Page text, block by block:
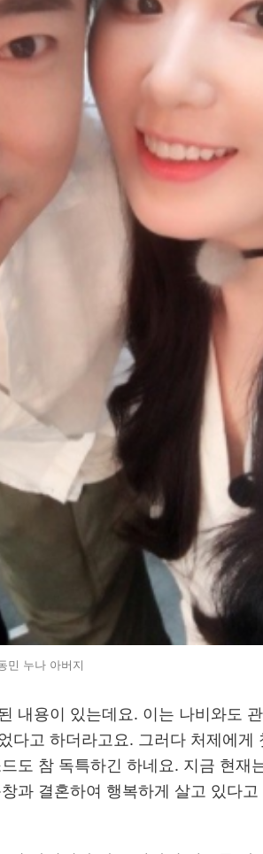
민 누나 아버지
내용이 있는데요. 이는 나비와도
다고 하더라고요. 그러다 처제에게
도 참 독특하긴 하네요. 지금 현재
과 결혼하여 행복하게 살고 있다고